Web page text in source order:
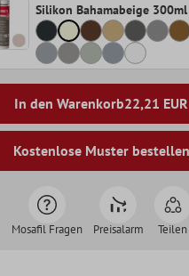
Silikon Bahamabeige 300ml
In den Warenkorb22,21 EUR
Kostenlose Muster bestellen
Mosafil Fragen Preisalarm Teilen